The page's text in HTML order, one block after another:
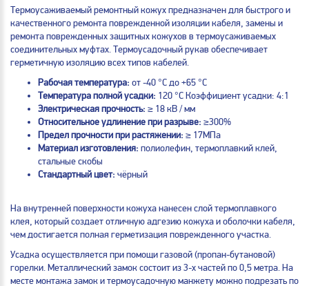
Термоусаживаемый ремонтный кожух предназначен для быстрого и
качественного ремонта поврежденной изоляции кабеля, замены и
ремонта поврежденных защитных кожухов в термоусаживаемых
соединительных муфтах. Термоусадочный рукав обеспечивает
герметичную изоляцию всех типов кабелей.
Рабочая температура: от -40 °C до +65 °C
Температура полной усадки: 120 °C Коэффициент усадки: 4:1
Электрическая прочность: ≥ 18 кВ / мм
Относительное удлинение при разрыве: ≥300%
Предел прочности при растяжении: ≥ 17МПа
Материал изготовления: полиолефин, термоплавкий клей,
стальные скобы
Стандартный цвет: чёрный
На внутренней поверхности кожуха нанесен слой термоплавкого
клея, который создает отличную адгезию кожуха и оболочки кабеля,
чем достигается полная герметизация поврежденного участка.
Усадка осуществляется при помощи газовой (пропан-бутановой)
горелки. Металлический замок состоит из 3-х частей по 0,5 метра. На
месте монтажа замок и термоусадочную манжету можно подрезать по